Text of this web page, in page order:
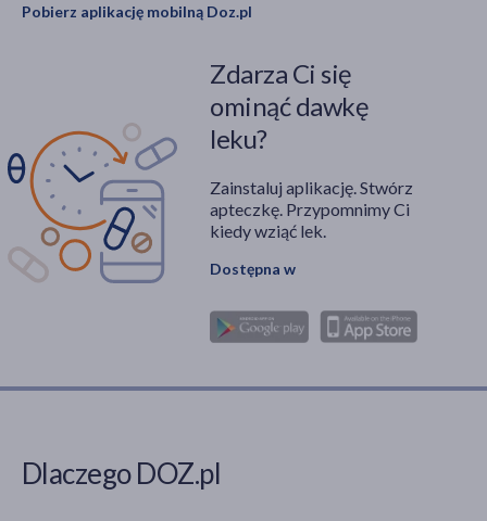
Pobierz aplikację mobilną Doz.pl
Zdarza Ci się
ominąć dawkę
leku?
Zainstaluj aplikację. Stwórz
apteczkę. Przypomnimy Ci
kiedy wziąć lek.
Dostępna w
Dlaczego DOZ.pl